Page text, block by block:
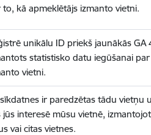
to, kā apmeklētājs izmanto vietni.
unikālu ID priekš jaunākās GA
statistisko datu iegūšanai
vietni.
ir paredzētas tādu vietņu
jūs interesē mūsu vietnē,
vai citas vietnes.